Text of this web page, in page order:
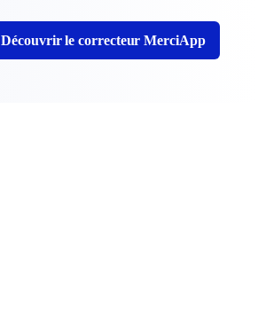
Découvrir le correcteur MerciApp